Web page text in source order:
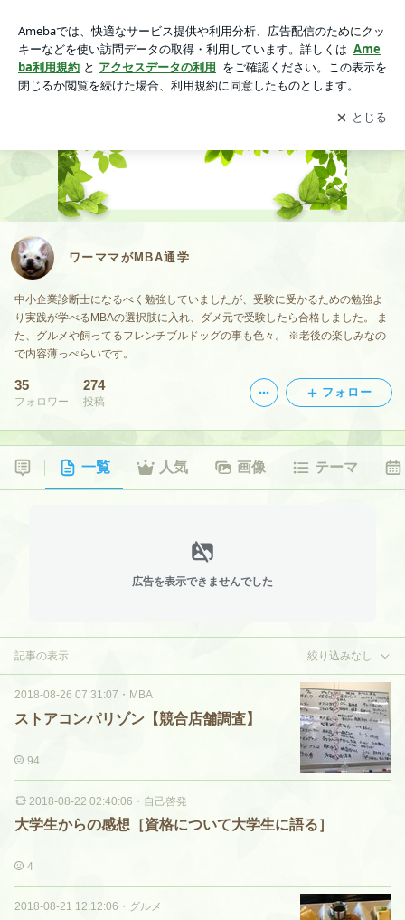
アプリをダウンロードして ブログの更新通知
を受け取りまし
ょう。
開く
ワーママがMBA通学
中小企業診断士になるべく勉強していましたが、受験に受かるための勉強よ
り実践が学べるMBAの選択肢に入れ、ダメ元で受験したら合格しました。 ま
た、グルメや飼ってるフレンチブルドッグの事も色々。 ※老後の楽しみなの
で内容薄っぺらいです。
35
フォロワー
274
投稿
フォロー
一覧 人気 画像 テーマ
広告を表示できませんでした
記事の表示 絞り込みなし
2018-08-26 07:31:07 ・ MBA
ストアコンパリゾン【競合店舗調査】
94
2018-08-22 02:40:06 ・ 自己啓発
大学生からの感想［資格について大学生に語る］
4
2018-08-21 12:12:06 ・ グルメ